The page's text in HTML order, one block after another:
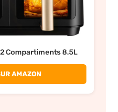
2 Compartiments 8.5L
AMAZON